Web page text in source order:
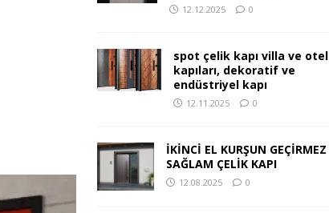
12.12.2025 0
spot çelik kapı villa ve otel
kapıları, dekoratif ve
endüstriyel kapı
12.11.2025 0
İKİNCİ EL KURŞUN GEÇİRMEZ
SAĞLAM ÇELİK KAPI
12.08.2025 0